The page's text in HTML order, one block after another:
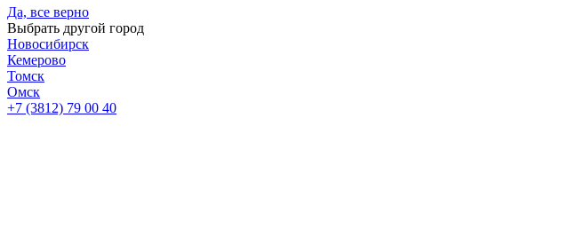
Да, все верно
Выбрать другой город
Новосибирск
Кемерово
Томск
Омск
+7 (3812) 79 00 40